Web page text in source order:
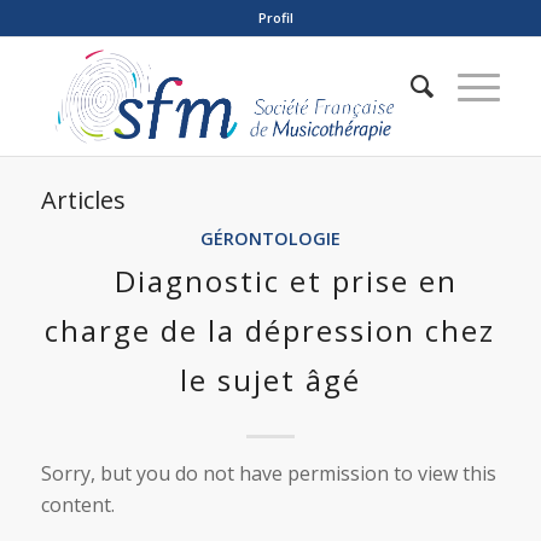
Profil
Articles
GÉRONTOLOGIE
Diagnostic et prise en
charge de la dépression chez
le sujet âgé
Sorry, but you do not have permission to view this
content.